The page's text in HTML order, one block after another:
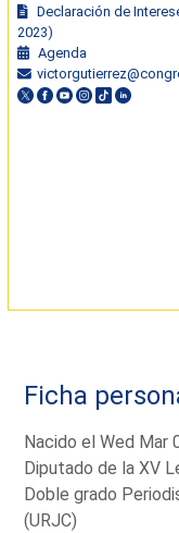
Declaración de
2023)
Agenda
Ficha
Nacido el Wed Mar
Diputado de la XV
Doble grado
(URJC)